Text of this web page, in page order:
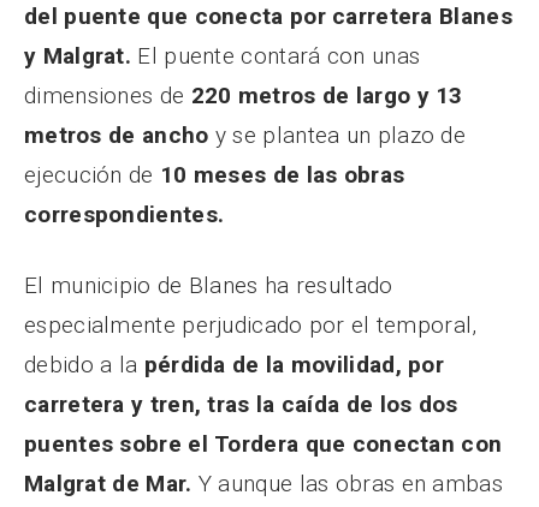
del puente que conecta por carretera Blanes
y Malgrat. El puente contará con unas
dimensiones de 220 metros de largo y 13
metros de ancho y se plantea un plazo de
ejecución de 10 meses de las obras
correspondientes.
El municipio de Blanes ha resultado
especialmente perjudicado por el temporal,
debido a la pérdida de la movilidad, por
carretera y tren, tras la caída de los dos
puentes sobre el Tordera que conectan con
Malgrat de Mar. Y aunque las obras en ambas